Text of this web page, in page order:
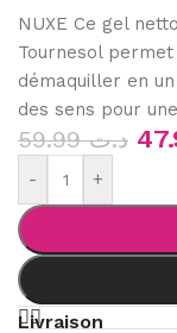
NUXE Ce gel
Tournesol
démaquiller en
des sens pour
د.ت59.99
- +
Livraison